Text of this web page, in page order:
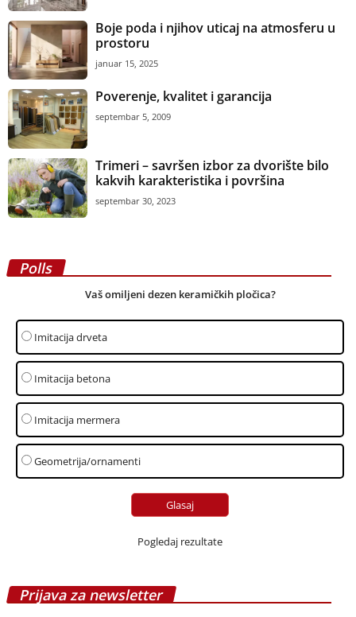
Boje poda i njihov uticaj na atmosferu u
prostoru
januar 15, 2025
Poverenje, kvalitet i garancija
septembar 5, 2009
Trimeri – savršen izbor za dvorište bilo
kakvih karakteristika i površina
septembar 30, 2023
Polls
Vaš omiljeni dezen keramičkih pločica?
Imitacija drveta
Imitacija betona
Imitacija mermera
Geometrija/ornamenti
Pogledaj rezultate
Prijava za newsletter